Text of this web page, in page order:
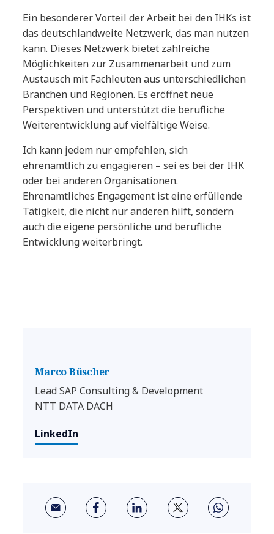
Ein besonderer Vorteil der Arbeit bei den IHKs ist
das deutschlandweite Netzwerk, das man nutzen
kann. Dieses Netzwerk bietet zahlreiche
Möglichkeiten zur Zusammenarbeit und zum
Austausch mit Fachleuten aus unterschiedlichen
Branchen und Regionen. Es eröffnet neue
Perspektiven und unterstützt die berufliche
Weiterentwicklung auf vielfältige Weise.
Ich kann jedem nur empfehlen, sich
ehrenamtlich zu engagieren – sei es bei der IHK
oder bei anderen Organisationen.
Ehrenamtliches Engagement ist eine erfüllende
Tätigkeit, die nicht nur anderen hilft, sondern
auch die eigene persönliche und berufliche
Entwicklung weiterbringt.
Marco Büscher
Lead SAP Consulting & Development
NTT DATA DACH
LinkedIn